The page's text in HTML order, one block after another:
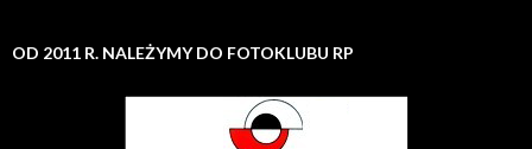
OD 2011 R. NALEŻYMY DO FOTOKLUBU RP